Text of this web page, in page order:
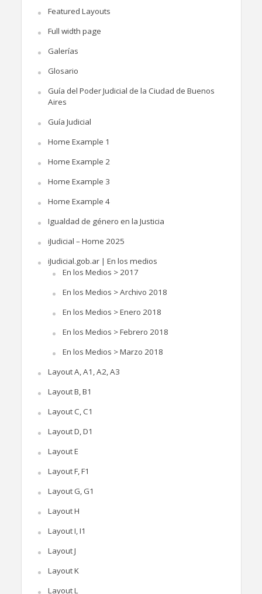
Featured Layouts
Full width page
Galerías
Glosario
Guía del Poder Judicial de la Ciudad de Buenos
Aires
Guía Judicial
Home Example 1
Home Example 2
Home Example 3
Home Example 4
Igualdad de género en la Justicia
iJudicial – Home 2025
iJudicial.gob.ar | En los medios
En los Medios > 2017
En los Medios > Archivo 2018
En los Medios > Enero 2018
En los Medios > Febrero 2018
En los Medios > Marzo 2018
Layout A, A1, A2, A3
Layout B, B1
Layout C, C1
Layout D, D1
Layout E
Layout F, F1
Layout G, G1
Layout H
Layout I, I1
Layout J
Layout K
Layout L